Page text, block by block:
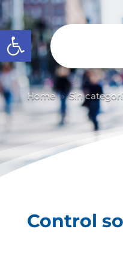
Abrir barra de
Home 9 Sin
Control